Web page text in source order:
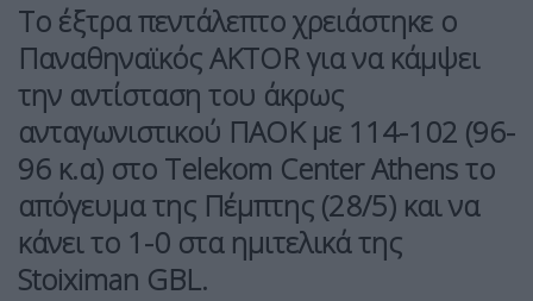
Το έξτρα πεντάλεπτο χρειάστηκε ο
Παναθηναϊκός AKTOR για να κάμψει
την αντίσταση του άκρως
ανταγωνιστικού ΠΑΟΚ με 114-102 (96-
96 κ.α) στο Telekom Center Athens το
απόγευμα της Πέμπτης (28/5) και να
κάνει το 1-0 στα ημιτελικά της
Stoiximan GBL.